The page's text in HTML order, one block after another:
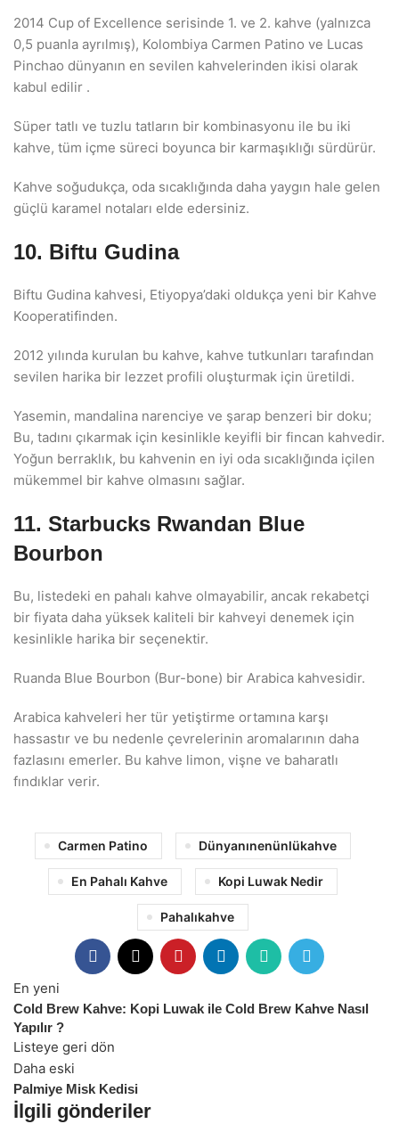
2014 Cup of Excellence serisinde 1. ve 2. kahve (yalnızca
0,5 puanla ayrılmış), Kolombiya Carmen Patino ve Lucas
Pinchao dünyanın en sevilen kahvelerinden ikisi olarak
kabul edilir .
Süper tatlı ve tuzlu tatların bir kombinasyonu ile bu iki
kahve, tüm içme süreci boyunca bir karmaşıklığı sürdürür.
Kahve soğudukça, oda sıcaklığında daha yaygın hale gelen
güçlü karamel notaları elde edersiniz.
10. Biftu Gudina
Biftu Gudina kahvesi, Etiyopya’daki oldukça yeni bir Kahve
Kooperatifinden.
2012 yılında kurulan bu kahve, kahve tutkunları tarafından
sevilen harika bir lezzet profili oluşturmak için üretildi.
Yasemin, mandalina narenciye ve şarap benzeri bir doku;
Bu, tadını çıkarmak için kesinlikle keyifli bir fincan kahvedir.
Yoğun berraklık, bu kahvenin en iyi oda sıcaklığında içilen
mükemmel bir kahve olmasını sağlar.
11. Starbucks Rwandan Blue
Bourbon
Bu, listedeki en pahalı kahve olmayabilir, ancak rekabetçi
bir fiyata daha yüksek kaliteli bir kahveyi denemek için
kesinlikle harika bir seçenektir.
Ruanda Blue Bourbon (Bur-bone) bir Arabica kahvesidir.
Arabica kahveleri her tür yetiştirme ortamına karşı
hassastır ve bu nedenle çevrelerinin aromalarının daha
fazlasını emerler. Bu kahve limon, vişne ve baharatlı
fındıklar verir.
Carmen Patino Dünyanınenünlükahve
En Pahalı Kahve Kopi Luwak Nedir
Pahalıkahve
En yeni
Cold Brew Kahve: Kopi Luwak ile Cold Brew Kahve Nasıl
Yapılır ?
Listeye geri dön
Daha eski
Palmiye Misk Kedisi
İlgili gönderiler